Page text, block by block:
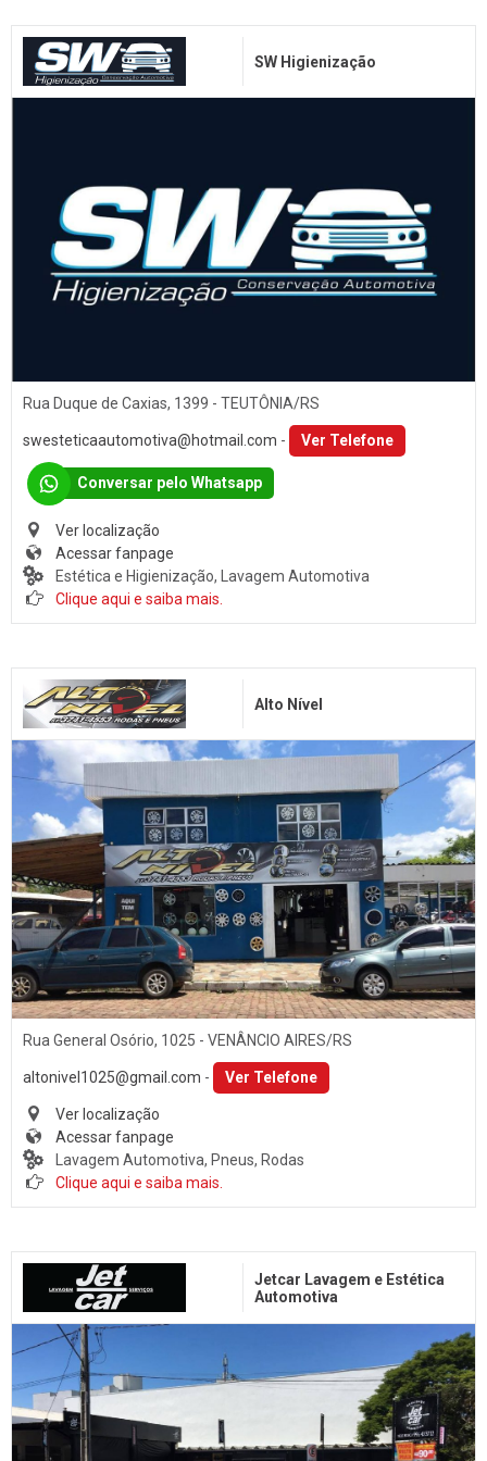
Chaveiro
Reboques
Produtos Automotivos
Placas
Estética e Higienização
Auto Vidros
Capotas
Despachante
Surdinas
Bombas Injetoras
Gás Veicular
SW Higienização
Rua Duque de Caxias, 1399 - TEUTÔNIA/RS
swesteticaautomotiva@hotmail.com - Ver Telefone
Conversar pelo Whatsapp
Ver localização
Acessar fanpage
Estética e Higienização, Lavagem Automotiva
Clique aqui e saiba mais.
Alto Nível
Rua General Osório, 1025 - VENÂNCIO AIRES/RS
altonivel1025@gmail.com - Ver Telefone
Ver localização
Acessar fanpage
Lavagem Automotiva, Pneus, Rodas
Clique aqui e saiba mais.
Jetcar Lavagem e Estética
Automotiva